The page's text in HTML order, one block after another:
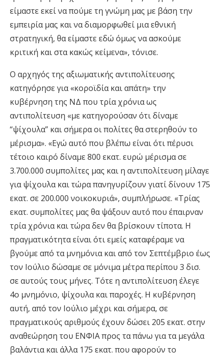
είμαστε εκεί να πούμε τη γνώμη μας με βάση την
εμπειρία μας και να διαμορφωθεί μια εθνική
στρατηγική, θα είμαστε εδώ όμως να ασκούμε
κριτική και στα κακώς κείμενα», τόνισε.
Ο αρχηγός της αξιωματικής αντιπολίτευσης
κατηγόρησε για «κοροϊδία και απάτη» την
κυβέρνηση της ΝΔ που τρία χρόνια ως
αντιπολίτευση «με κατηγορούσαν ότι δίναμε
“ψίχουλα” και σήμερα οι πολίτες θα στερηθούν το
μέρισμα». «Εγώ αυτό που βλέπω είναι ότι πέρυσι
τέτοιο καιρό δίναμε 800 εκατ. ευρώ μέρισμα σε
3.700.000 συμπολίτες μας και η αντιπολίτευση μίλαγε
για ψίχουλα και τώρα πανηγυρίζουν γιατί δίνουν 175
εκατ. σε 200.000 νοικοκυριά», συμπλήρωσε. «Τρίας
εκατ. συμπολίτες μας θα ψάξουν αυτό που έπαιρναν
τρία χρόνια και τώρα δεν θα βρίσκουν τίποτα. Η
πραγματικότητα είναι ότι εμείς καταφέραμε να
βγούμε από τα μνημόνια και από τον Σεπτέμβριο έως
τον Ιούλιο δώσαμε σε μόνιμα μέτρα περίπου 3 δισ.
σε αυτούς τους μήνες. Τότε η αντιπολίτευση έλεγε
4ο μνημόνιο, ψίχουλα και παροχές. Η κυβέρνηση
αυτή, από τον Ιούλιο μέχρι και σήμερα, σε
πραγματικούς αριθμούς έχουν δώσει 205 εκατ. στην
αναθεώρηση του ΕΝΦΙΑ προς τα πάνω για τα μεγάλα
βαλάντια και άλλα 175 εκατ. που αφορούν το